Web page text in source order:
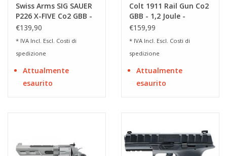
Swiss Arms SIG SAUER
P226 X-FIVE Co2 GBB -
1,60 Joule - BK
€139,90
* IVA Incl. Escl. Costi di
spedizione
Attualmente
esaurito
Colt 1911 Rail Gun Co2
GBB - 1,2 Joule -
stainless
€159,99
* IVA Incl. Escl. Costi di
spedizione
Attualmente
esaurito